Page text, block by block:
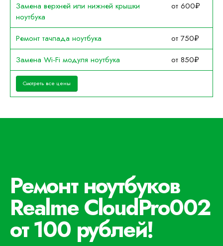
Замена верхней или нижней крышки
ноутбука
от 600₽
Ремонт тачпада ноутбука
от 750₽
Замена Wi-Fi модуля ноутбука
от 850₽
Смотреть все цены
Ремонт ноутбуков
Realme CloudPro002
от 100 рублей!